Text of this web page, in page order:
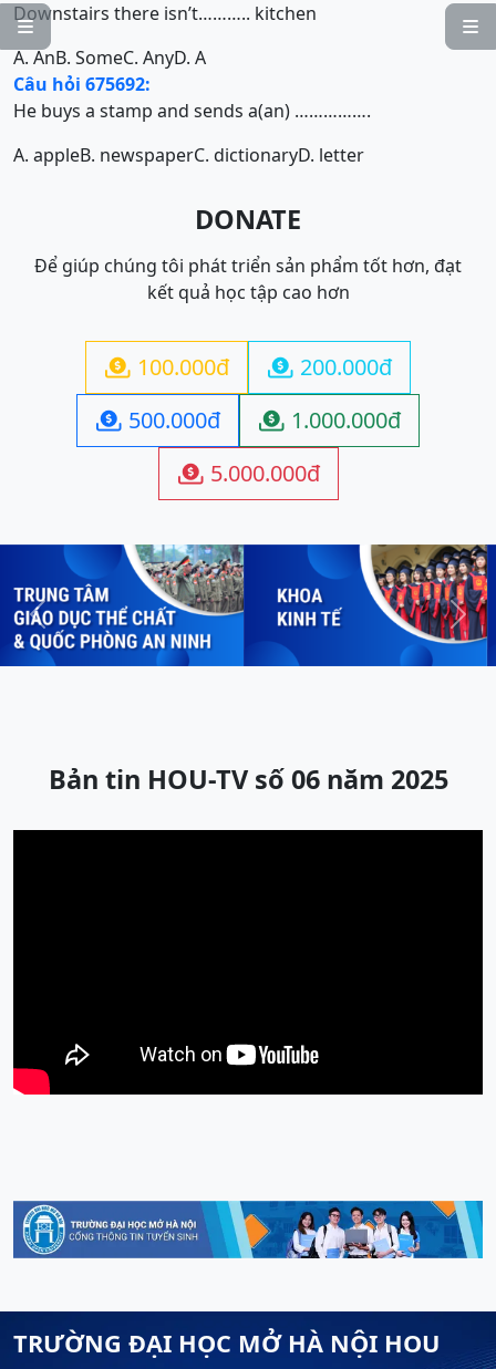


Downstairs there isn’t……….. kitchen
A. AnB. SomeC. AnyD. A
Câu hỏi 675692:
He buys a stamp and sends a(an) …………….
A. appleB. newspaperC. dictionaryD. letter
DONATE
Để giúp chúng tôi phát triển sản phẩm tốt hơn, đạt
kết quả học tập cao hơn
 100.000đ  200.000đ
 500.000đ  1.000.000đ
 5.000.000đ
Previous Next
Bản tin HOU-TV số 06 năm 2025
TRƯỜNG ĐẠI HỌC MỞ HÀ NỘI HOU